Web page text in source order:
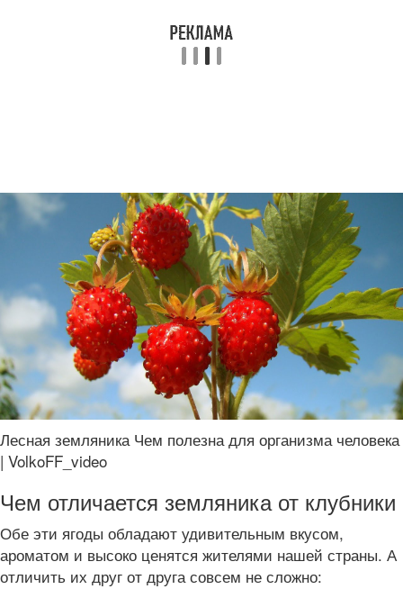
Лесная земляника Чем полезна для организма человека
| VolkoFF_video
Чем отличается земляника от клубники
Обе эти ягоды обладают удивительным вкусом,
ароматом и высоко ценятся жителями нашей страны. А
отличить их друг от друга совсем не сложно: